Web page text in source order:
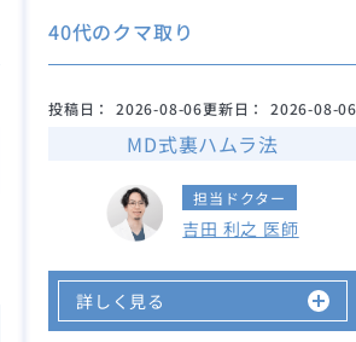
40代のクマ取り
投稿日： 2026-08-06更新日： 2026-08-06
MD式裏ハムラ法
担当ドクター
吉田 利之 医師
詳しく見る